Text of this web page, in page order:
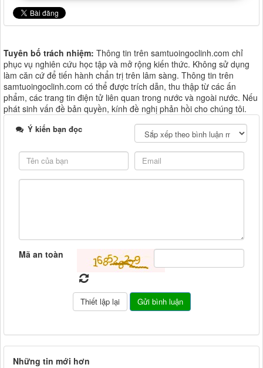
Tuyên bố trách nhiệm: Thông tin trên samtuoingoclinh.com chỉ
phục vụ nghiên cứu học tập và mở rộng kiến thức. Không sử dụng
làm căn cứ để tiến hành chẩn trị trên lâm sàng. Thông tin trên
samtuoingoclinh.com có thể được trích dẫn, thu thập từ các ấn
phẩm, các trang tin điện tử liên quan trong nước và ngoài nước. Nếu
phát sinh vấn đề bản quyền, kính đề nghị phản hồi cho chúng tôi.
Ý kiến bạn đọc
Mã an toàn
Những tin mới hơn